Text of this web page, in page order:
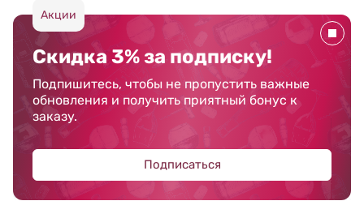
Акции
Скидка 3% за подписку!
Подпишитесь, чтобы не пропустить важные
обновления и получить приятный бонус к
заказу.
Подписаться